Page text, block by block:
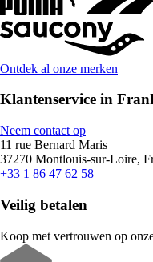
Ontdek al onze merken
Klantenservice in
Neem contact op
11 rue Bernard Maris
37270 Montlouis-sur-Loire,
+33 1 86 47 62 58
Veilig betalen
Koop met vertrouwen op